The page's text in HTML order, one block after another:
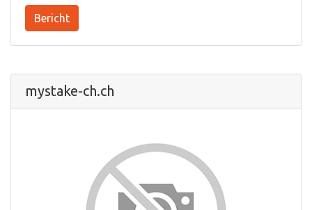
Bericht
mystake-ch.ch